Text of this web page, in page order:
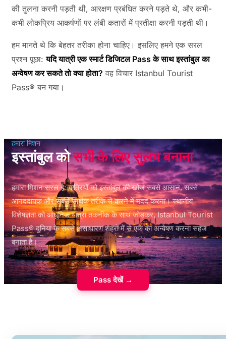
की तुलना करनी पड़ती थी, आरक्षण प्रबंधित करने पड़ते थे, और कभी-
कभी लोकप्रिय आकर्षणों पर लंबी कतारों में प्रतीक्षा करनी पड़ती थी।
हम मानते थे कि बेहतर तरीका होना चाहिए। इसलिए हमने एक सरल
प्रश्न पूछा:यदि यात्री एक स्मार्ट डिजिटल Pass के साथ इस्तांबुल का
अन्वेषण कर सकते तो क्या होता? वह विचार Istanbul Tourist
Pass® बन गया।
हमारा मिशन
इस्तांबुल कोसभी के लिए सुलभ बनाना
हमारा मिशन सरल है: यात्रियों को इस्तांबुल की खोज सबसे आसान, सबसे
आनंददायक और सबसे सार्थक तरीके से करने में मदद करना। स्थानीय
विशेषज्ञता को आधुनिक यात्रा तकनीक के साथ जोड़कर, Istanbul Tourist
Pass® दुनिया के सबसे असाधारण शहरों में से एक का अन्वेषण करना सहज
बनाता है।
Pass देखें →